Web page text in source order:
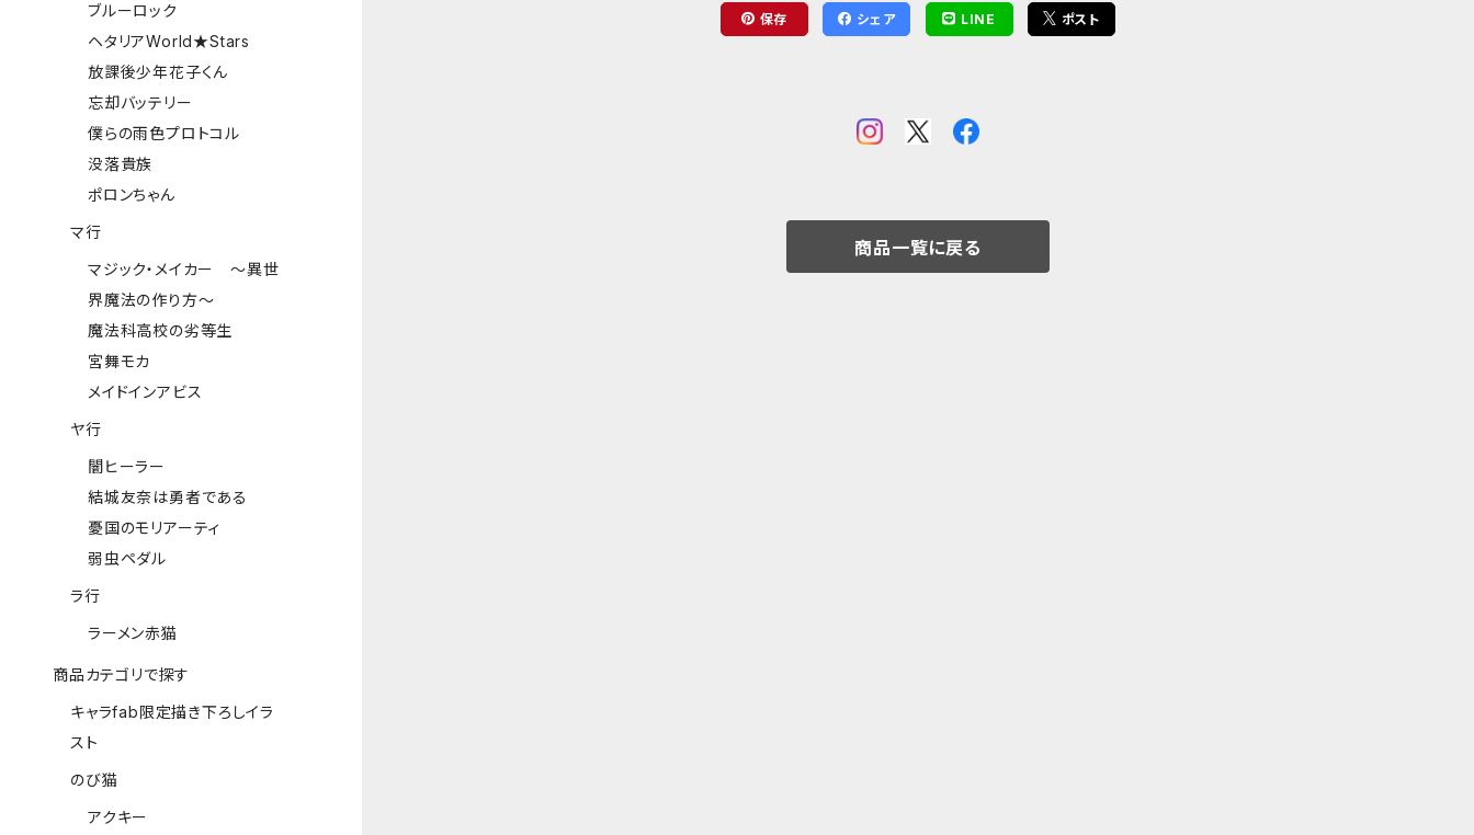
保存 シェア LINE ポスト
商品一覧に戻る
ブルーロック
ヘタリアWorld★Stars
放課後少年花子くん
忘却バッテリー
僕らの雨色プロトコル
没落貴族
ポロンちゃん
マ行
マジック・メイカー ～異世
界魔法の作り方～
魔法科高校の劣等生
宮舞モカ
メイドインアビス
ヤ行
闇ヒーラー
結城友奈は勇者である
憂国のモリアーティ
弱虫ペダル
ラ行
ラーメン赤猫
商品カテゴリで探す
キャラfab限定描き下ろしイラ
スト
のび猫
アクキー